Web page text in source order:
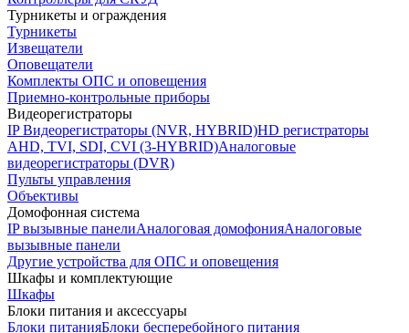
Турникеты и ограждения
Турникеты
Извещатели
Оповещатели
Комплекты ОПС и оповещения
Приемно-контрольные приборы
Видеорегистраторы
IP Видеорегистраторы (NVR, HYBRID)HD регистраторы
AHD, TVI, SDI, CVI (3-HYBRID)Аналоговые
видеорегистраторы (DVR)
Пульты управления
Объективы
Домофонная система
IP вызывные панелиАналоговая домофонияАналоговые
вызывные панели
Другие устройства для ОПС и оповещения
Шкафы и комплектующие
Шкафы
Блоки питания и аксессуары
Блоки питанияБлоки бесперебойного питания